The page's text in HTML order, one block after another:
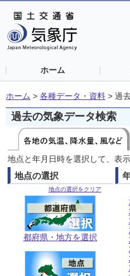
ホーム
ホーム > 各種データ・資料 > 過
過去の気象データ検索
地点と年月日時を選択して、表
地点の選択
地点の選択をクリア
都府県・地方を選択